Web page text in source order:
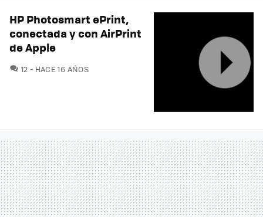
HP Photosmart ePrint,
conectada y con AirPrint
de Apple
12 COMENTARIOS
HACE 16 AÑOS